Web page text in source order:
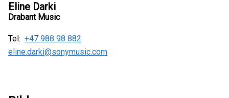
Eline Darki
Drabant Music
Tel: +47 988 98 882
eline.darki@sonymusic.com